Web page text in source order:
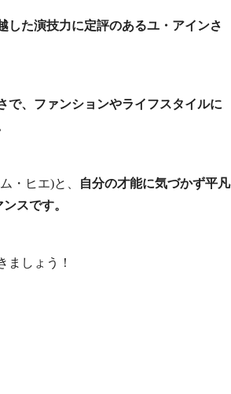
した演技力に定評のあるユ・アインさ
で、ファンションやライフスタイルに
・ヒエ)と、
自分の才能に気づかず平凡
スです。
ましょう！